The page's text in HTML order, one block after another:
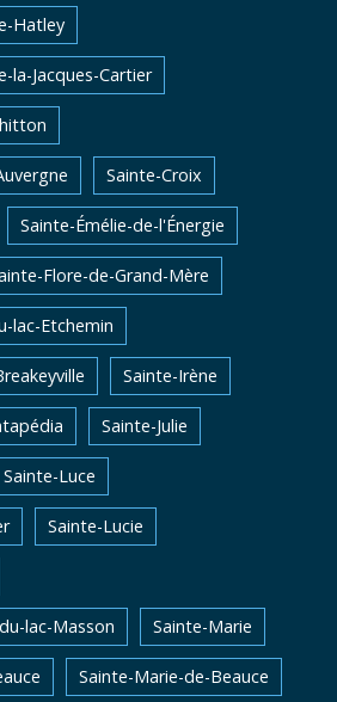
Hatley
la-Jacques-Cartier
Sainte-Croix
Sainte-Émélie-de-l'Énergie
Flore-de-Grand-Mère
lac-Etchemin
Sainte-Irène
Sainte-Julie
Sainte-Luce
Sainte-Lucie
lac-Masson Sainte-Marie
Sainte-Marie-de-Beauce